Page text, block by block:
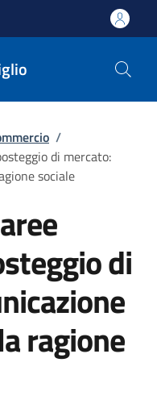
/
di mercato:
sociale
di
ragione